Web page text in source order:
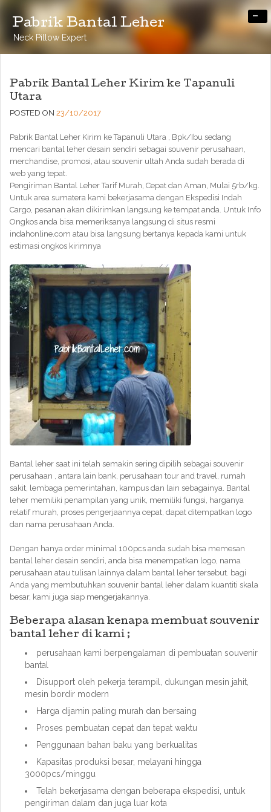
Pabrik Bantal Leher
Neck Pillow Expert
-
Pabrik Bantal Leher Kirim ke Tapanuli
Utara
POSTED ON 23/10/2017
Pabrik Bantal Leher Kirim ke Tapanuli Utara , Bpk/Ibu sedang
mencari bantal leher desain sendiri sebagai souvenir perusahaan,
merchandise, promosi, atau souvenir ultah Anda sudah berada di
web yang tepat.
Pengiriman Bantal Leher Tarif Murah, Cepat dan Aman, Mulai 5rb/kg.
Untuk area sumatera kami bekerjasama dengan Ekspedisi Indah
Cargo, pesanan akan dikirimkan langsung ke tempat anda. Untuk Info
Ongkos anda bisa memeriksanya langsung di situs resmi
indahonline.com atau bisa langsung bertanya kepada kami untuk
estimasi ongkos kirimnya
Bantal leher saat ini telah semakin sering dipilih sebagai souvenir
perusahaan , antara lain bank, perusahaan tour and travel, rumah
sakit, lembaga pemerintahan, kampus dan lain sebagainya. Bantal
leher memiliki penampilan yang unik, memiliki fungsi, harganya
relatif murah, proses pengerjaannya cepat, dapat ditempatkan logo
dan nama perusahaan Anda.
Dengan hanya order minimal 100pcs anda sudah bisa memesan
bantal leher desain sendiri, anda bisa menempatkan logo, nama
perusahaan atau tulisan lainnya dalam bantal leher tersebut. bagi
Anda yang membutuhkan souvenir bantal leher dalam kuantiti skala
besar, kami juga siap mengerjakannya.
Beberapa alasan kenapa membuat souvenir
bantal leher di kami ;
perusahaan kami berpengalaman di pembuatan souvenir
bantal
Disupport oleh pekerja terampil, dukungan mesin jahit,
mesin bordir modern
Harga dijamin paling murah dan bersaing
Proses pembuatan cepat dan tepat waktu
Penggunaan bahan baku yang berkualitas
Kapasitas produksi besar, melayani hingga
3000pcs/minggu
Telah bekerjasama dengan beberapa ekspedisi, untuk
pengiriman dalam dan juga luar kota